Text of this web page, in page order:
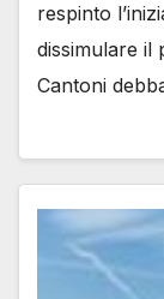
respinto
dissimulare il
Cantoni